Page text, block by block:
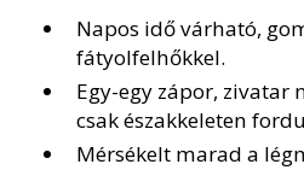
Napos idő várható,
fátyolfelhőkkel.
Egy-egy zápor, zivatar
csak északkeleten
Mérsékelt marad a